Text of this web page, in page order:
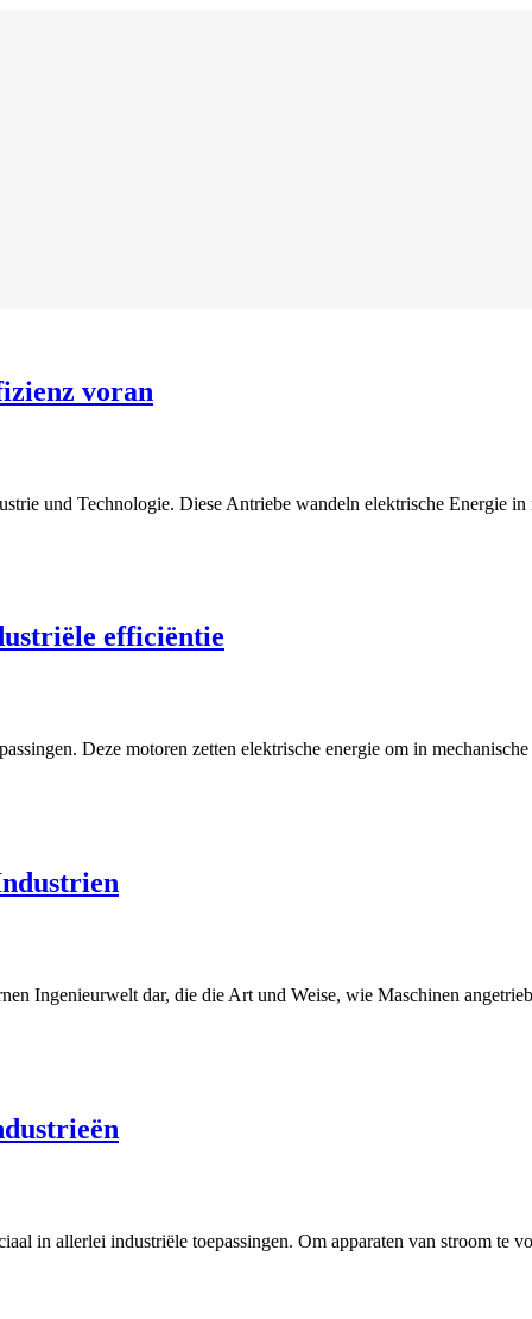
voran
und Technologie. Diese Antriebe wandeln elektrische Energie in
efficiëntie
Deze motoren zetten elektrische energie om in
Ingenieurwelt dar, die die Art und Weise, wie Maschinen
in allerlei industriële toepassingen. Om apparaten van stroom te